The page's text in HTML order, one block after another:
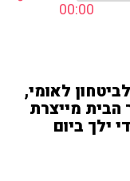
00:00
לאומי,
הבית מייצרת
ילך ביום